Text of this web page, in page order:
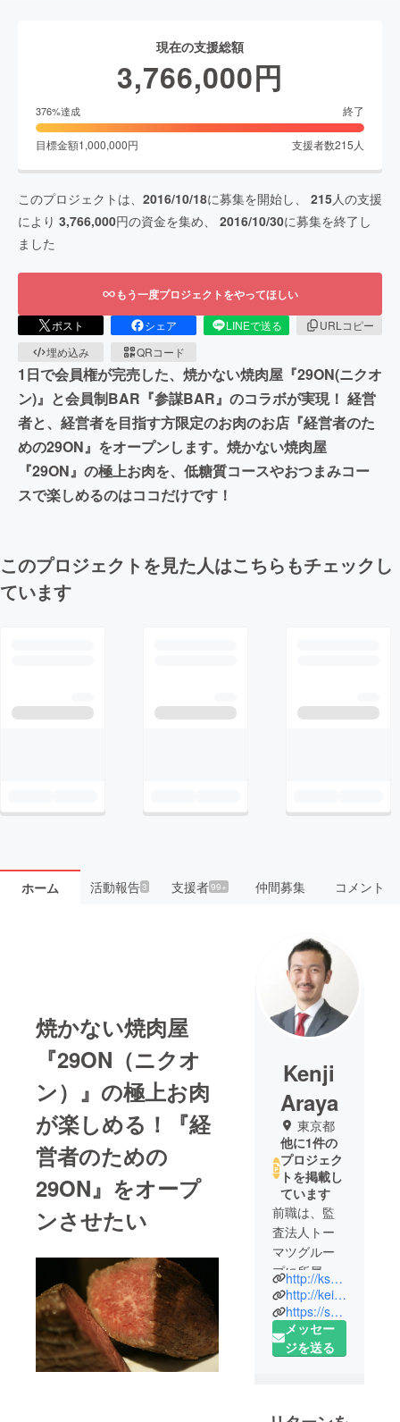
現在の支援総額
3,766,000円
376%達成 終了
目標金額1,000,000円 支援者数215 人
このプロジェクトは、 2016/10/18に募集を開始し、 215人の支援
により 3,766,000円の資金を集め、 2016/10/30に募集を終了し
ました
もう一度プロジェクトをやってほしい
ポスト シェア LINEで送る
URLコピー
埋め込み
QRコード
1日で会員権が完売した、焼かない焼肉屋『29ON(ニクオ
ン)』と会員制BAR『参謀BAR』のコラボが実現！ 経営
者と、経営者を目指す方限定のお肉のお店『経営者のた
めの29ON』をオープンします。焼かない焼肉屋
『29ON』の極上お肉を、低糖質コースやおつまみコー
スで楽しめるのはココだけです！
このプロジェクトを見た人はこちらもチェックし
ています
ホーム 活動報告3 支援者99+ 仲間募集 コメント
焼かない焼肉屋
『29ON（ニクオ
ン）』の極上お肉
が楽しめる！『経
営者のための
29ON』をオープ
ンさせたい
Kenji
Araya
東京都
他に1件の
プロジェク
トを掲載し
ています
前職は、監
査法人トー
マツグルー
プに所属。
中小企業向
け経営コン
サルティン
グ、研修
http://ksanbou.co.jp/
http://keieimatome.jp/
https://sanbou.club/seminars
メッセー
ジを送る